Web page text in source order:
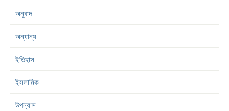
অনুবাদ
অন্যান্য
ইতিহাস
ইসলামিক
উপন্যাস